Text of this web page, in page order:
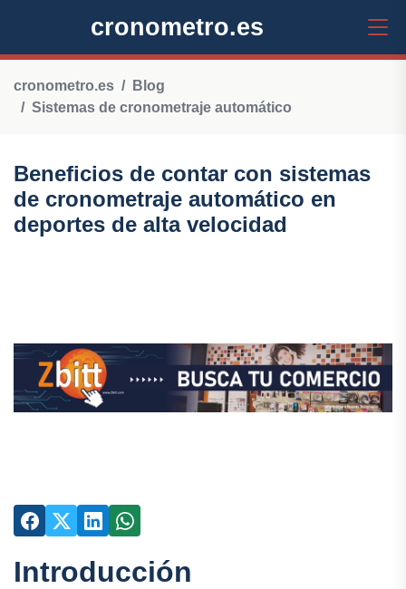
cronometro.es
cronometro.es
Blog
Sistemas de cronometraje automático
Beneficios de contar con sistemas
de cronometraje automático en
deportes de alta velocidad
Introducción